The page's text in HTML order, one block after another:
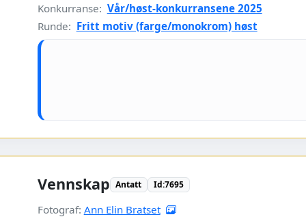
Konkurranse: Vår/høst-konkurransene 2025
Runde: Fritt motiv (farge/monokrom) høst
Vennskap Antatt Id:7695
Fotograf: Ann Elin Bratset